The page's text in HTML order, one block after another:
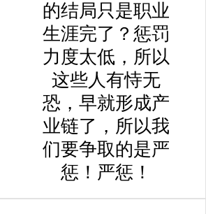
的结局只是职业
生涯完了？惩罚
力度太低，所以
这些人有恃无
恐，早就形成产
业链了，所以我
们要争取的是严
惩！严惩！